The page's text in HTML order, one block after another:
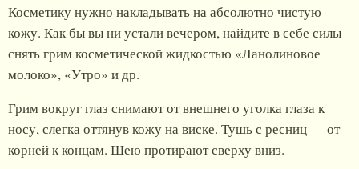
Косметику нужно накладывать на абсолютно чистую
кожу. Как бы вы ни устали вечером, найдите в себе силы
снять грим косметической жидкостью «Ланолиновое
молоко», «Утро» и др.
Грим вокруг глаз снимают от внешнего уголка глаза к
носу, слегка оттянув кожу на виске. Тушь с ресниц — от
корней к концам. Шею протирают сверху вниз.